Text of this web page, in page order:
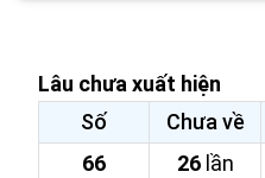
Lâu chưa xuất hiện
Số
Chưa về
66
26lần